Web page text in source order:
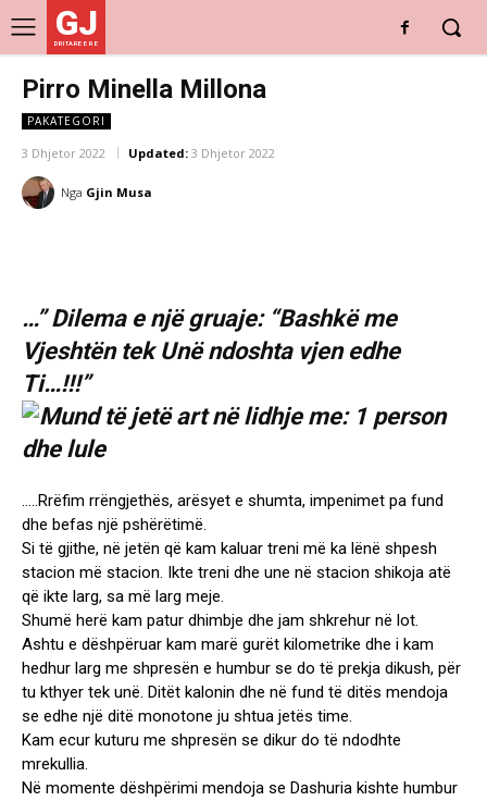
GJ
DRITARE E RE
Pirro Minella Millona
PAKATEGORI
3 Dhjetor 2022 Updated: 3 Dhjetor 2022
Nga Gjin Musa
…” Dilema e një gruaje: “Bashkë me
Vjeshtën tek Unë ndoshta vjen edhe
Ti…!!!”
…..Rrëfim rrëngjethës, arësyet e shumta, impenimet pa fund
dhe befas një pshërëtimë.
Si të gjithe, në jetën që kam kaluar treni më ka lënë shpesh
stacion më stacion. Ikte treni dhe une në stacion shikoja atë
që ikte larg, sa më larg meje.
Shumë herë kam patur dhimbje dhe jam shkrehur në lot.
Ashtu e dëshpëruar kam marë gurët kilometrike dhe i kam
hedhur larg me shpresën e humbur se do të prekja dikush, për
tu kthyer tek unë. Ditët kalonin dhe në fund të ditës mendoja
se edhe një ditë monotone ju shtua jetës time.
Kam ecur kuturu me shpresën se dikur do të ndodhte
mrekullia.
Në momente dëshpërimi mendoja se Dashuria kishte humbur